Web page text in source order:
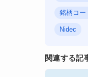
銘柄コー
Nidec
関連する記